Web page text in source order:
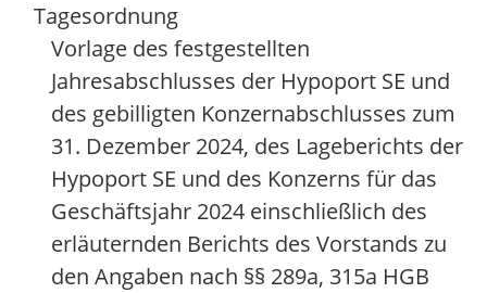
Tagesordnung
Vorlage des festgestellten
Jahresabschlusses der Hypoport SE und
des gebilligten Konzernabschlusses zum
31. Dezember 2024, des Lageberichts der
Hypoport SE und des Konzerns für das
Geschäftsjahr 2024 einschließlich des
erläuternden Berichts des Vorstands zu
den Angaben nach §§ 289a, 315a HGB